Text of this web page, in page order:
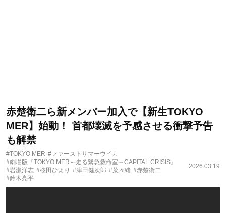
赤楚衛二ら新メンバー加入で【新生TOKYO
MER】始動！ 首都壊滅を予感させる衝撃予告
も解禁
#TOKYO MER #ファーストサマーウイカ
#劇場版『TOKYO MER～走る緊急救命室～CAPITAL CRISIS』
#岩瀬洋志 #桜田ひより #津田健次郎 #菜々緒 #赤楚衛二
#鈴木亮平
2026.03.19